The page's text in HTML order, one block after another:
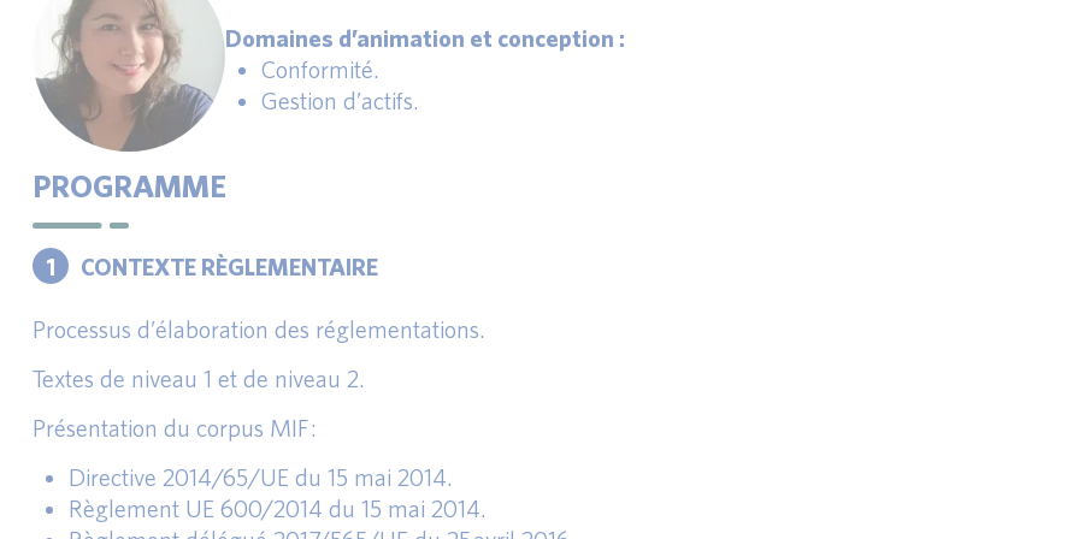
Domaines d’animation et conception :
Conformité.
Gestion d’actifs.
PROGRAMME
1 CONTEXTE RÈGLEMENTAIRE
Processus d’élaboration des réglementations.
Textes de niveau 1 et de niveau 2.
Présentation du corpus MIF :
Directive 2014/65/UE du 15 mai 2014.
Règlement UE 600/2014 du 15 mai 2014.